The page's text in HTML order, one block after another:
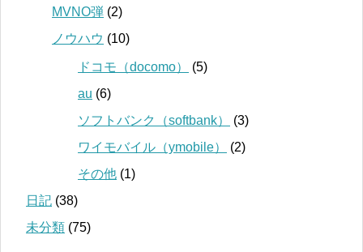
MVNO弾 (2)
ノウハウ (10)
ドコモ（docomo）
(5)
au (6)
ソフトバンク（softbank）
(3)
ワイモバイル（ymobile）
(2)
その他 (1)
日記 (38)
未分類 (75)